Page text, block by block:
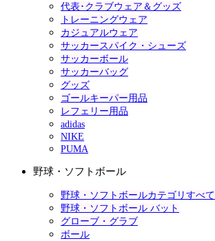
代表･クラブウェア＆グッズ
トレーニングウェア
カジュアルウェア
サッカースパイク・シューズ
サッカーボール
サッカーバッグ
グッズ
ゴールキーパー用品
レフェリー用品
adidas
NIKE
PUMA
野球・ソフトボール
野球・ソフトボールカテゴリすべて
野球・ソフトボール バット
グローブ・グラブ
ボール